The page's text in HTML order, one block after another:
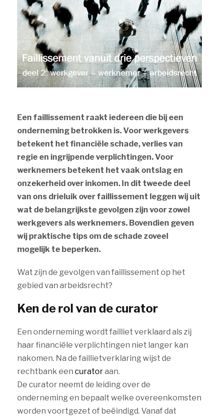
Een faillissement raakt iedereen die bij een
onderneming betrokken is. Voor werkgevers
betekent het financiële schade, verlies van
regie en ingrijpende verplichtingen. Voor
werknemers betekent het vaak ontslag en
onzekerheid over inkomen. In dit tweede deel
van ons drieluik over faillissement leggen wij uit
wat de belangrijkste gevolgen zijn voor zowel
werkgevers als werknemers. Bovendien geven
wij praktische tips om de schade zoveel
mogelijk te beperken.
Wat zijn de gevolgen van faillissement op het
gebied van arbeidsrecht?
Ken de rol van de curator
Een onderneming wordt failliet verklaard als zij
haar financiële verplichtingen niet langer kan
nakomen. Na de faillietverklaring wijst de
rechtbank een curatoraan.
De curator neemt de leiding over de
onderneming en bepaalt welke overeenkomsten
worden voortgezet of beëindigd. Vanaf dat